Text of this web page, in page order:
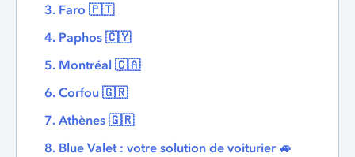
3. Faro 🇵🇹
4. Paphos 🇨🇾
5. Montréal 🇨🇦
6. Corfou 🇬🇷
7. Athènes 🇬🇷
8. Blue Valet : votre solution de voiturier 🚙